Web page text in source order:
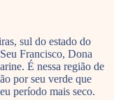
sul do estado do
Francisco, Dona
É nessa região de
por seu verde que
período mais seco.